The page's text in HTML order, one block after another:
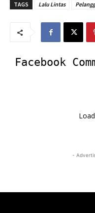
TAGS Lalu Lintas
Facebook
-